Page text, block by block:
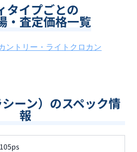
タイプごとの
・査定価格一覧
ントリー・ライトクロカン
ーン）のスペック情
報
105ps